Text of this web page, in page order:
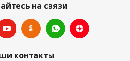
на связи
контакты